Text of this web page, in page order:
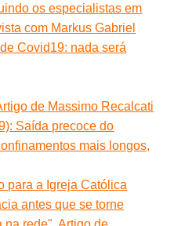
os especialistas em
com Markus Gabriel
Covid19: nada será
de Massimo Recalcati
Saída precoce do
mais longos,
para a Igreja Católica
antes que se torne